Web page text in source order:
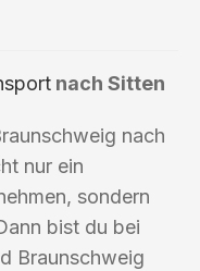
nach Sitten
nach
nur ein
sondern
bist du bei
Braunschweig